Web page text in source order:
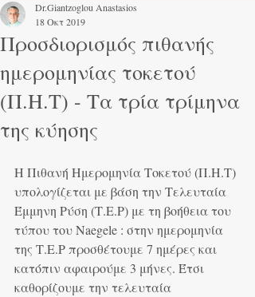
Προσδιορισμός πιθανής
ημερομηνίας τοκετού
(Π.Η.Τ) - Τα τρία τρίμηνα
της κύησης
Dr.Giantzoglou Anastasios
18 Οκτ 2019
Η Πιθανή Ημερομηνία Τοκετού (Π.Η.Τ)
υπολογίζεται με βάση την Τελευταία
Έμμηνη Ρύση (Τ.Ε.Ρ) με τη βοήθεια του
τύπου του Naegele : στην ημερομηνία
της Τ.Ε.Ρ προσθέτουμε 7 ημέρες και
κατόπιν αφαιρούμε 3 μήνες. Έτσι
καθορίζουμε την τελευταία